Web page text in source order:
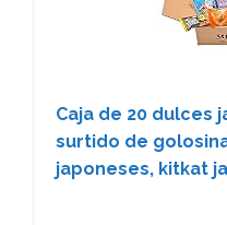
Caja de 20 dulces
surtido de
japoneses, kitkat